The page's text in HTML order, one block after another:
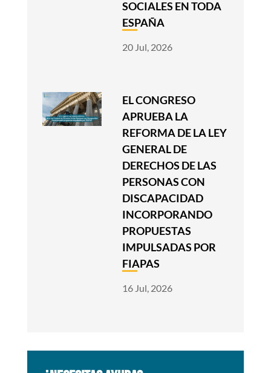
SOCIALES EN TODA
ESPAÑA
20 Jul, 2026
EL CONGRESO
APRUEBA LA
REFORMA DE LA LEY
GENERAL DE
DERECHOS DE LAS
PERSONAS CON
DISCAPACIDAD
INCORPORANDO
PROPUESTAS
IMPULSADAS POR
FIAPAS
16 Jul, 2026